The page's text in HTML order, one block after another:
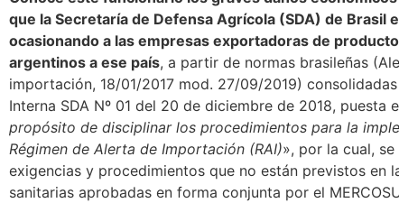
que la Secretaría de Defensa Agrícola (SDA) de Brasil
ocasionando a las empresas exportadoras de
argentinos a ese país, a partir de normas brasileñas
importación, 18/01/2017 mod. 27/09/2019)
Interna SDA Nº 01 del 20 de diciembre de 2018, puesta
propósito de disciplinar los procedimientos para la
Régimen de Alerta de Importación (RAI)», por la cual,
exigencias y procedimientos que no están previstos en
sanitarias aprobadas en forma conjunta por el